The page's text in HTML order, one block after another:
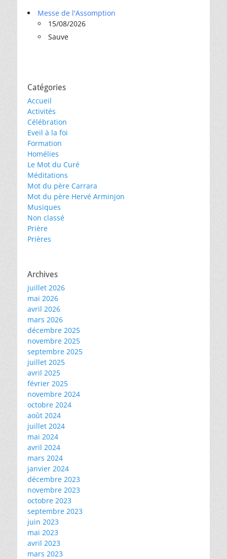
Messe de l'Assomption
15/08/2026
Sauve
Catégories
Accueil
Activités
Célébration
Eveil à la foi
Formation
Homélies
Le Mot du Curé
Méditations
Mot du père Carrara
Mot du père Hervé Arminjon
Musiques
Non classé
Prière
Prières
Archives
juillet 2026
mai 2026
avril 2026
mars 2026
décembre 2025
novembre 2025
septembre 2025
juillet 2025
avril 2025
février 2025
novembre 2024
octobre 2024
août 2024
juillet 2024
mai 2024
avril 2024
mars 2024
janvier 2024
décembre 2023
novembre 2023
octobre 2023
septembre 2023
juin 2023
mai 2023
avril 2023
mars 2023